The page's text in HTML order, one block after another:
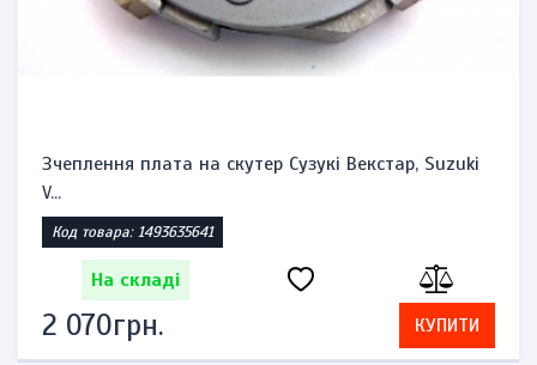
Зчеплення плата на скутер Сузукі Векстар, Suzuki
V...
Код товара: 1493635641
На складі
2 070грн. КУПИТИ